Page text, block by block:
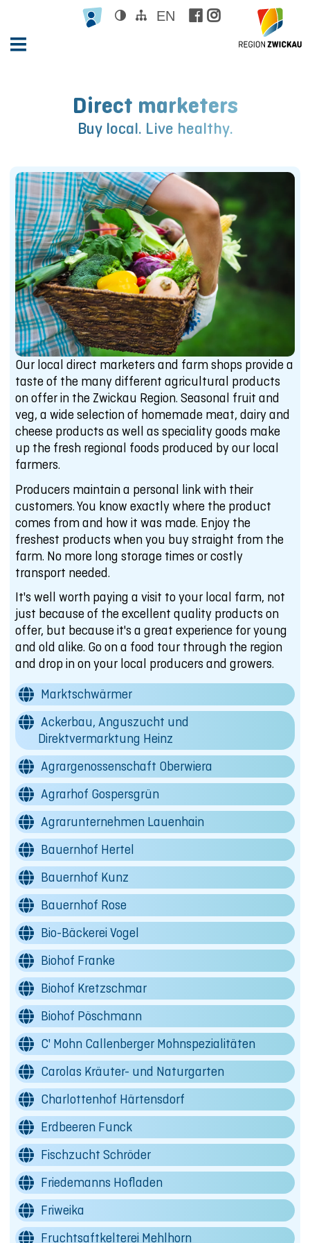

 
EN


Direct marketers
Buy local. Live healthy.
Our local direct marketers and farm shops provide a
taste of the many different agricultural products
on offer in the Zwickau Region. Seasonal fruit and
veg, a wide selection of homemade meat, dairy and
cheese products as well as speciality goods make
up the fresh regional foods produced by our local
farmers.
Producers maintain a personal link with their
customers. You know exactly where the product
comes from and how it was made. Enjoy the
freshest products when you buy straight from the
farm. No more long storage times or costly
transport needed.
It's well worth paying a visit to your local farm, not
just because of the excellent quality products on
offer, but because it's a great experience for young
and old alike. Go on a food tour through the region
and drop in on your local producers and growers.
Marktschwärmer
Ackerbau, Anguszucht und
Direktvermarktung Heinz
Agrargenossenschaft Oberwiera
Agrarhof Gospersgrün
Agrarunternehmen Lauenhain
Bauernhof Hertel
Bauernhof Kunz
Bauernhof Rose
Bio-Bäckerei Vogel
Biohof Franke
Biohof Kretzschmar
Biohof Pöschmann
C' Mohn Callenberger Mohnspezialitäten
Carolas Kräuter- und Naturgarten
Charlottenhof Härtensdorf
Erdbeeren Funck
Fischzucht Schröder
Friedemanns Hofladen
Friweika
Fruchtsaftkelterei Mehlhorn